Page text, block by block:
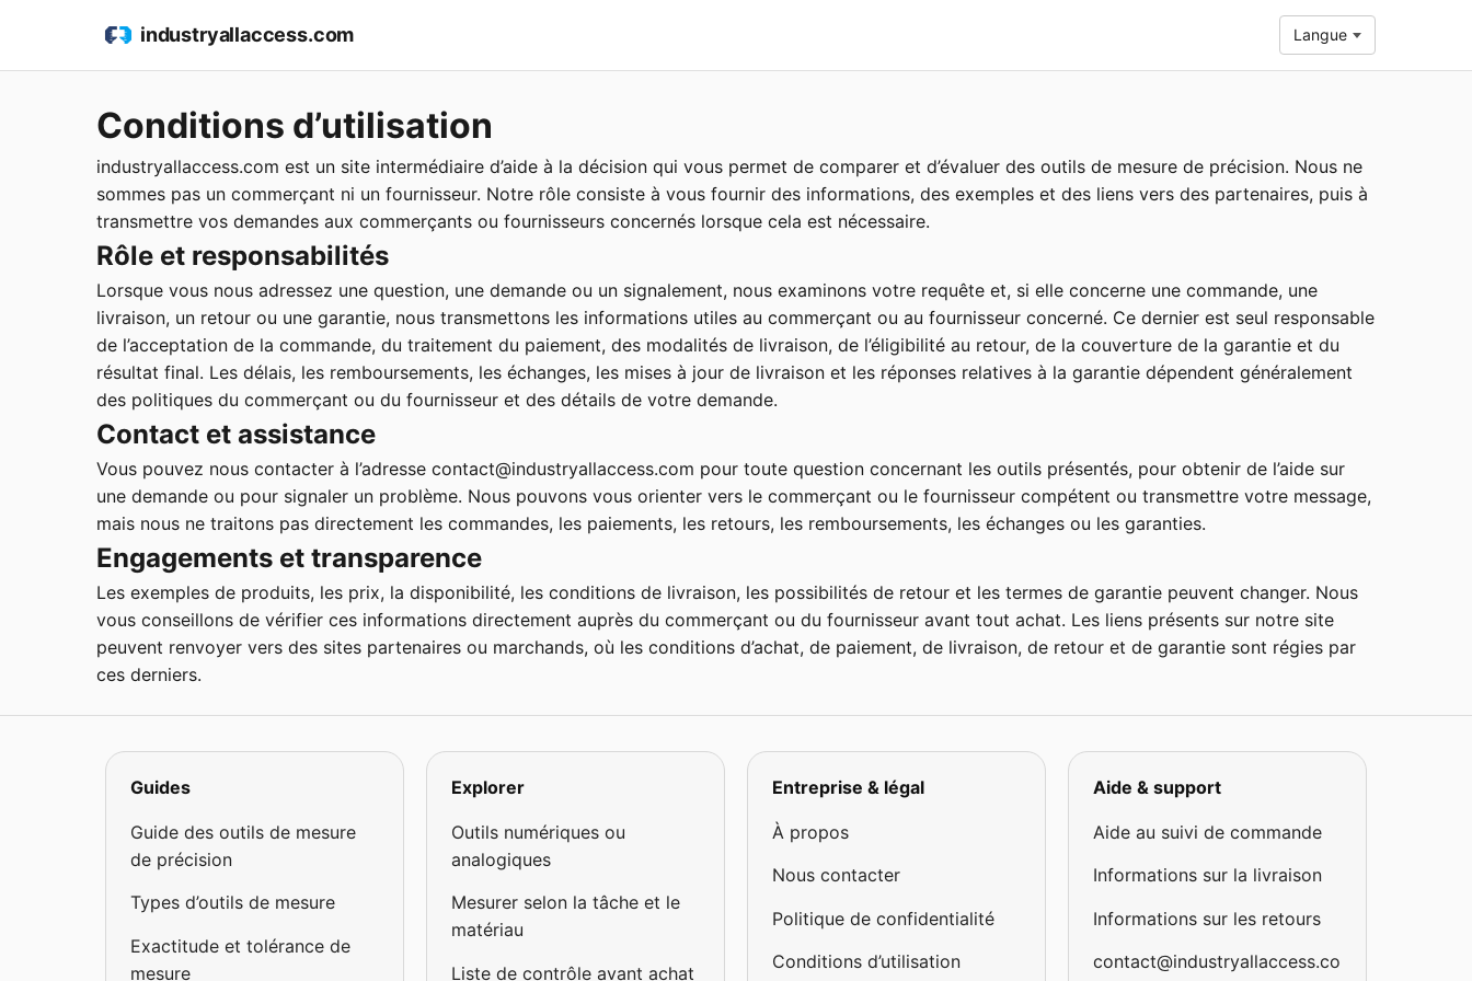
industryallaccess.com Langue
Conditions d’utilisation
industryallaccess.com est un site intermédiaire d’aide à la décision qui vous permet de comparer et d’évaluer des outils de mesure de précision. Nous ne
sommes pas un commerçant ni un fournisseur. Notre rôle consiste à vous fournir des informations, des exemples et des liens vers des partenaires, puis à
transmettre vos demandes aux commerçants ou fournisseurs concernés lorsque cela est nécessaire.
Rôle et responsabilités
Lorsque vous nous adressez une question, une demande ou un signalement, nous examinons votre requête et, si elle concerne une commande, une
livraison, un retour ou une garantie, nous transmettons les informations utiles au commerçant ou au fournisseur concerné. Ce dernier est seul responsable
de l’acceptation de la commande, du traitement du paiement, des modalités de livraison, de l’éligibilité au retour, de la couverture de la garantie et du
résultat final. Les délais, les remboursements, les échanges, les mises à jour de livraison et les réponses relatives à la garantie dépendent généralement
des politiques du commerçant ou du fournisseur et des détails de votre demande.
Contact et assistance
Vous pouvez nous contacter à l’adresse contact@industryallaccess.com pour toute question concernant les outils présentés, pour obtenir de l’aide sur
une demande ou pour signaler un problème. Nous pouvons vous orienter vers le commerçant ou le fournisseur compétent ou transmettre votre message,
mais nous ne traitons pas directement les commandes, les paiements, les retours, les remboursements, les échanges ou les garanties.
Engagements et transparence
Les exemples de produits, les prix, la disponibilité, les conditions de livraison, les possibilités de retour et les termes de garantie peuvent changer. Nous
vous conseillons de vérifier ces informations directement auprès du commerçant ou du fournisseur avant tout achat. Les liens présents sur notre site
peuvent renvoyer vers des sites partenaires ou marchands, où les conditions d’achat, de paiement, de livraison, de retour et de garantie sont régies par
ces derniers.
Guides
Guide des outils de mesure
de précision
Types d’outils de mesure
Exactitude et tolérance de
mesure
Explorer
Outils numériques ou
analogiques
Mesurer selon la tâche et le
matériau
Liste de contrôle avant achat
Entreprise & légal
À propos
Nous contacter
Politique de confidentialité
Conditions d’utilisation
Aide & support
Aide au suivi de commande
Informations sur la livraison
Informations sur les retours
contact@industryallaccess.co